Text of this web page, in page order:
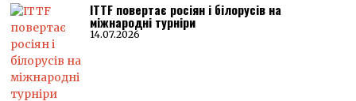
ITTF повертає росіян і білорусів на
міжнародні турніри
14.07.2026